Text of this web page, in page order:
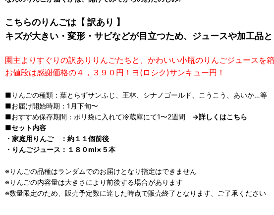
こちらのりんごは【 訳あり 】
キズが大きい・変形・サビなどが目立つため、ジュースや加工品
園主よりすぐりの訳ありりんごたちと、かわいい小瓶のりんごジュースを
お値段は感謝価格の４，３９０円！ヨ(ロシク)サンキュー円！
■りんごの種類：葉とらずサンふじ、王林、シナノゴールド、こうこう、あいか…等
■お届け開始時期：1月下旬〜
■おすすめ保存期間：ポリ袋に入れて冷蔵庫にて1〜2週間 →詳しくはこちら
■セット内容
・家庭用りんご ：約１１個前後
・りんごジュース：１８０ml×５本
※りんごの品種はランダムでのお届けとなり指定はできません
※りんごの内容量は大きさにより前後する場合があります
※数量限定のため、販売予定数に達した時点で販売終了となります、ご了承ください